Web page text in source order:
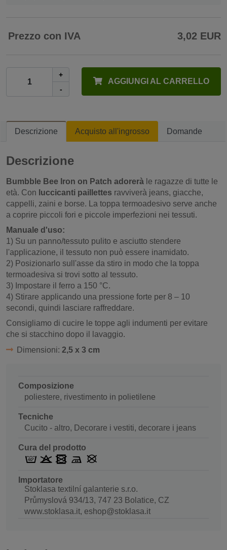
Prezzo con IVA 3,02 EUR
+
-
AGGIUNGI AL CARRELLO
Descrizione Acquisto all'ingrosso Domande
Descrizione
Bumbble Bee Iron on Patch adorerà le ragazze di tutte le
età. Con luccicanti paillettes ravviverà jeans, giacche,
cappelli, zaini e borse. La toppa termoadesivo serve anche
a coprire piccoli fori e piccole imperfezioni nei tessuti.
Manuale d'uso:
1) Su un panno/tessuto pulito e asciutto stendere
l'applicazione, il tessuto non può essere inamidato.
2) Posizionarlo sull'asse da stiro in modo che la toppa
termoadesiva si trovi sotto al tessuto.
3) Impostare il ferro a 150 °C.
4) Stirare applicando una pressione forte per 8 – 10
secondi, quindi lasciare raffreddare.
Consigliamo di cucire le toppe agli indumenti per evitare
che si stacchino dopo il lavaggio.
Dimensioni: 2,5 x 3 cm
Composizione
poliestere, rivestimento in polietilene
Tecniche
Cucito - altro, Decorare i vestiti, decorare i jeans
Cura del prodotto
Importatore
Stoklasa textilní galanterie s.r.o.
Průmyslová 934/13, 747 23 Bolatice, CZ
www.stoklasa.it, eshop@stoklasa.it